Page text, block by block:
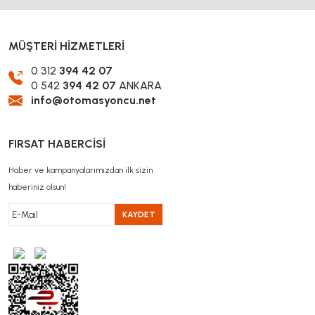
MÜŞTERİ HİZMETLERİ
0 312 394 42 07
0 542 394 42 07 ANKARA
info@otomasyoncu.net
FIRSAT HABERCİSİ
Haber ve kampanyalarımızdan ilk sizin
haberiniz olsun!
KAYDET